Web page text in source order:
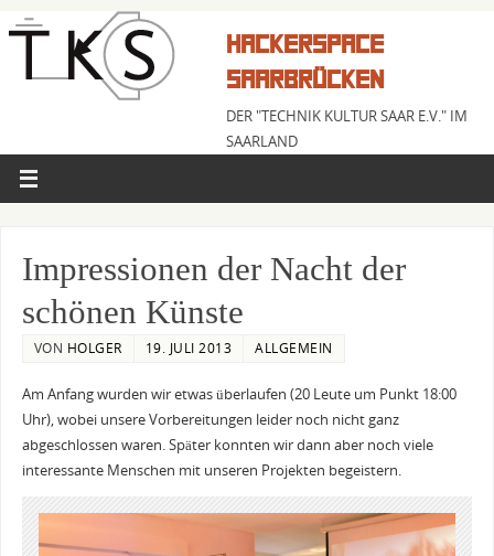
HACKERSPACE
SAARBRÜCKEN
DER "TECHNIK KULTUR SAAR E.V." IM
SAARLAND
Impressionen der Nacht der
schönen Künste
VON HOLGER 19. JULI 2013 ALLGEMEIN
Am Anfang wurden wir etwas überlaufen (20 Leute um Punkt 18:00
Uhr), wobei unsere Vorbereitungen leider noch nicht ganz
abgeschlossen waren. Später konnten wir dann aber noch viele
interessante Menschen mit unseren Projekten begeistern.